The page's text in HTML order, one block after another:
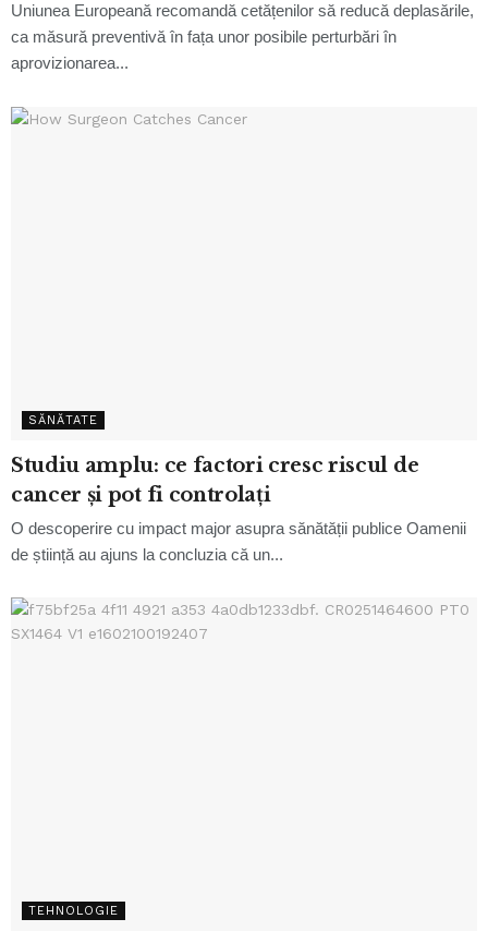
Uniunea Europeană recomandă cetățenilor să reducă deplasările,
ca măsură preventivă în fața unor posibile perturbări în
aprovizionarea...
SĂNĂTATE
Studiu amplu: ce factori cresc riscul de
cancer și pot fi controlați
O descoperire cu impact major asupra sănătății publice Oamenii
de știință au ajuns la concluzia că un...
TEHNOLOGIE